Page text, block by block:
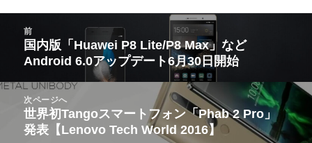
ビ
前
前
の
投
稿:
国内版「Huawei P8 Lite/P8 Max」など
Android 6.0アップデート6月30日開始
次ページへ
次
の
世界初Tangoスマートフォン「Phab 2 Pro」
発表【Lenovo Tech World 2016】